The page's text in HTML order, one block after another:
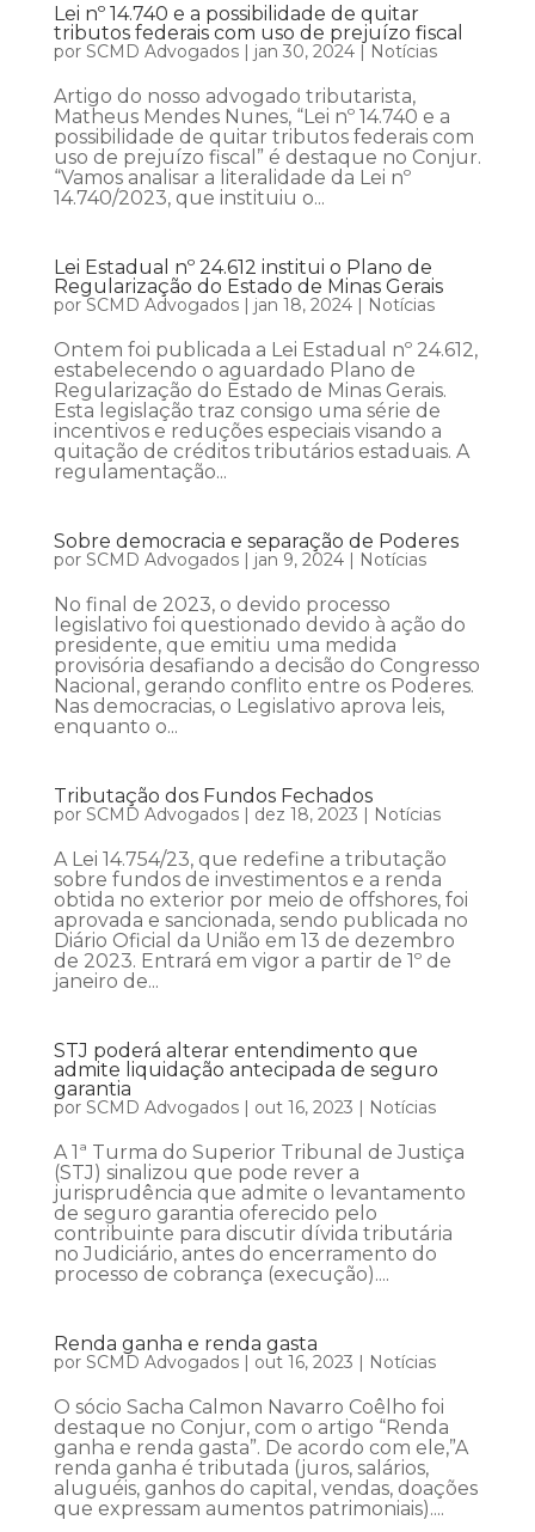
Lei nº 14.740 e a possibilidade de quitar
tributos federais com uso de prejuízo fiscal
por SCMD Advogados| jan 30, 2024| Notícias
Artigo do nosso advogado tributarista,
Matheus Mendes Nunes, “Lei nº 14.740 e a
possibilidade de quitar tributos federais com
uso de prejuízo fiscal” é destaque no Conjur.
“Vamos analisar a literalidade da Lei nº
14.740/2023, que instituiu o...
Lei Estadual nº 24.612 institui o Plano de
Regularização do Estado de Minas Gerais
por SCMD Advogados| jan 18, 2024| Notícias
Ontem foi publicada a Lei Estadual nº 24.612,
estabelecendo o aguardado Plano de
Regularização do Estado de Minas Gerais.
Esta legislação traz consigo uma série de
incentivos e reduções especiais visando a
quitação de créditos tributários estaduais. A
regulamentação...
Sobre democracia e separação de Poderes
por SCMD Advogados| jan 9, 2024| Notícias
No final de 2023, o devido processo
legislativo foi questionado devido à ação do
presidente, que emitiu uma medida
provisória desafiando a decisão do Congresso
Nacional, gerando conflito entre os Poderes.
Nas democracias, o Legislativo aprova leis,
enquanto o...
Tributação dos Fundos Fechados
por SCMD Advogados| dez 18, 2023 | Notícias
A Lei 14.754/23, que redefine a tributação
sobre fundos de investimentos e a renda
obtida no exterior por meio de offshores, foi
aprovada e sancionada, sendo publicada no
Diário Oficial da União em 13 de dezembro
de 2023. Entrará em vigor a partir de 1º de
janeiro de...
STJ poderá alterar entendimento que
admite liquidação antecipada de seguro
garantia
por SCMD Advogados| out 16, 2023 | Notícias
A 1ª Turma do Superior Tribunal de Justiça
(STJ) sinalizou que pode rever a
jurisprudência que admite o levantamento
de seguro garantia oferecido pelo
contribuinte para discutir dívida tributária
no Judiciário, antes do encerramento do
processo de cobrança (execução)....
Renda ganha e renda gasta
por SCMD Advogados| out 16, 2023 | Notícias
O sócio Sacha Calmon Navarro Coêlho foi
destaque no Conjur, com o artigo “Renda
ganha e renda gasta”. De acordo com ele,”A
renda ganha é tributada (juros, salários,
aluguéis, ganhos do capital, vendas, doações
que expressam aumentos patrimoniais)....